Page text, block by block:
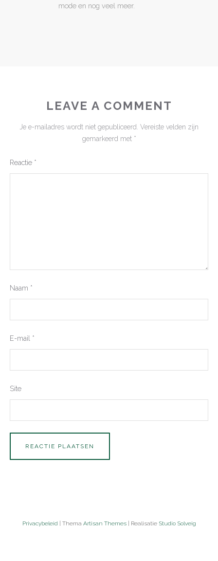
mode en nog veel meer.
LEAVE A COMMENT
Je e-mailadres wordt niet gepubliceerd. Vereiste velden zijn
gemarkeerd met *
Reactie *
Naam *
E-mail *
Site
Privacybeleid | Thema Artisan Themes| Realisatie Studio Solveig